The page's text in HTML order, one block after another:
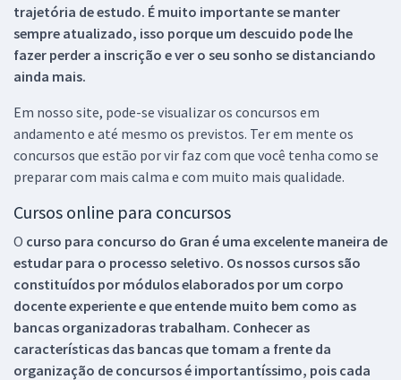
trajetória de estudo. É muito importante se manter
sempre atualizado, isso porque um descuido pode lhe
fazer perder a inscrição e ver o seu sonho se distanciando
ainda mais.
Em nosso site, pode-se visualizar os concursos em
andamento e até mesmo os previstos. Ter em mente os
concursos que estão por vir faz com que você tenha como se
preparar com mais calma e com muito mais qualidade.
Cursos online para concursos
O curso para concurso do Gran é uma excelente maneira de
estudar para o processo seletivo. Os nossos cursos são
constituídos por módulos elaborados por um corpo
docente experiente e que entende muito bem como as
bancas organizadoras trabalham. Conhecer as
características das bancas que tomam a frente da
organização de concursos é importantíssimo, pois cada